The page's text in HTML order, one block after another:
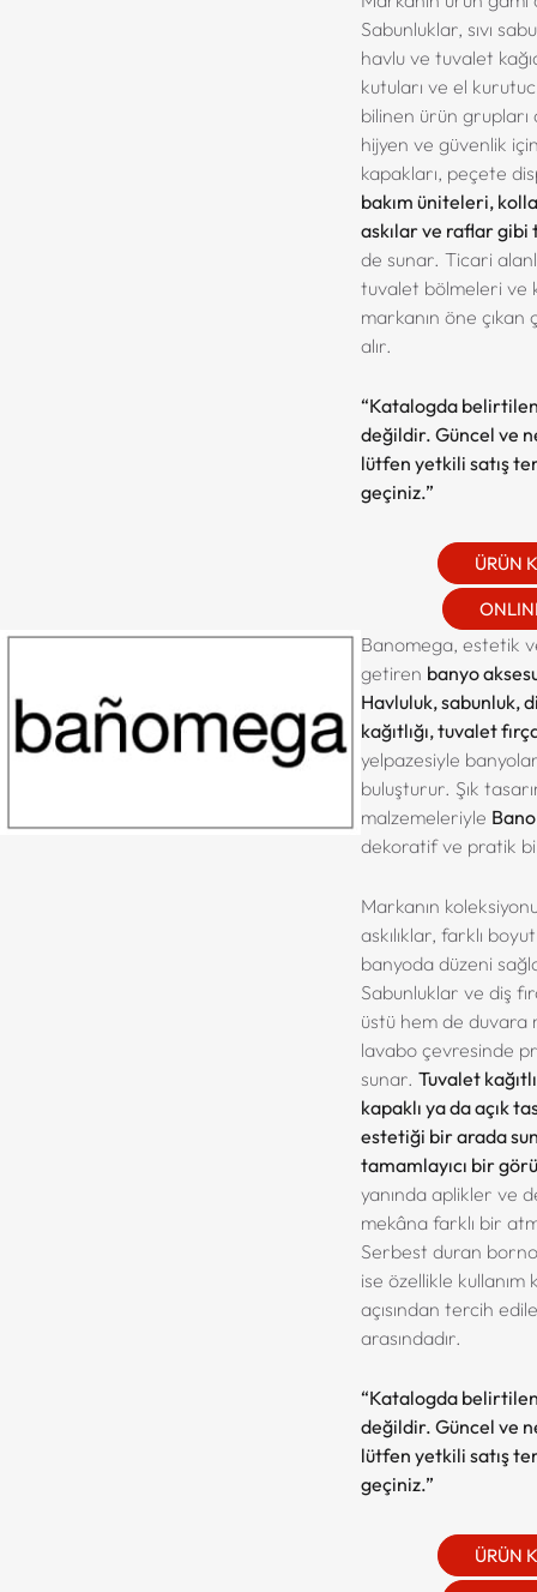
Sabunluklar, sıvı
havlu ve tuvalet
kutuları ve el
bilinen ürün grupları
hijyen ve güvenlik
kapakları, peçete
bakım üniteleri,
askılar ve raflar gibi
de sunar. Ticari
tuvalet bölmeleri ve
markanın öne
alır.
“Katalogda
değildir. Güncel ve
lütfen yetkili satış
geçiniz.”
ÜRÜN
Banomega, estetik
getiren banyo
Havluluk, sabunluk,
kağıtlığı, tuvalet
yelpazesiyle
buluşturur. Şık
malzemeleriyle
dekoratif ve pratik
Markanın
askılıklar, farklı
banyoda düzeni
Sabunluklar ve diş
üstü hem de
lavabo çevresinde
sunar. Tuvalet
kapaklı ya da açık
estetiği bir arada
tamamlayıcı bir
yanında aplikler ve
mekâna farklı bir
Serbest duran
ise özellikle kullanım
açısından tercih
arasındadır.
“Katalogda
değildir. Güncel ve
lütfen yetkili satış
geçiniz.”
ÜRÜN